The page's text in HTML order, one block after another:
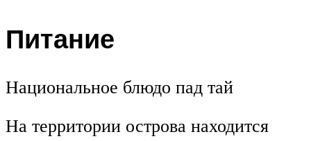
Питание
Национальное блюдо пад тай
На территории острова находится